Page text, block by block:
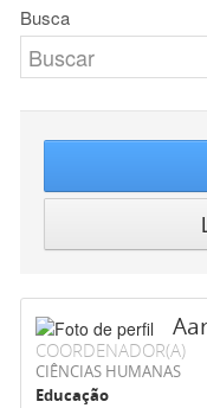
Busca
COORDENADOR(A)
CIÊNCIAS HUMANAS
Educação